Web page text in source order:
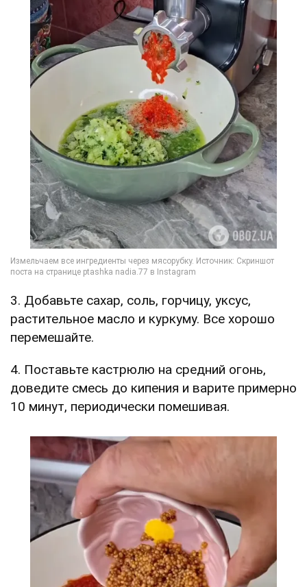
3. Добавьте сахар, соль, горчицу, уксус,
растительное масло и куркуму. Все хорошо
перемешайте.
4. Поставьте кастрюлю на средний огонь,
доведите смесь до кипения и варите примерно
10 минут, периодически помешивая.